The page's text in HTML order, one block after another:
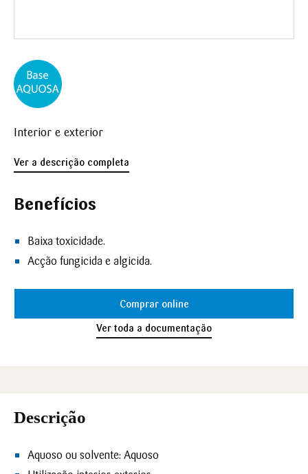
Interior e exterior
Ver a descrição completa
Benefícios
Baixa toxicidade.
Acção fungicida e algicida.
Comprar online
Ver toda a documentação
Descrição
Aquoso ou solvente: Aquoso